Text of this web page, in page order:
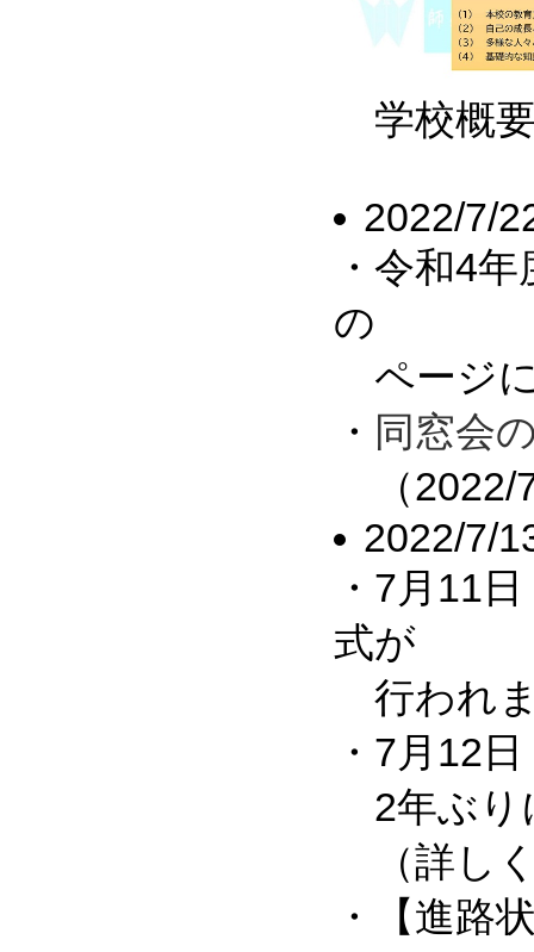
学校概
2022/7/
・令和4
の
ページ
・ 同窓会
（2022/
2022/7/
・7月11
式が
行われ
・7月12
2年ぶり
（詳し
・【進路